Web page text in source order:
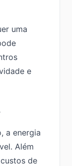
uma
e
a energia
Além
de